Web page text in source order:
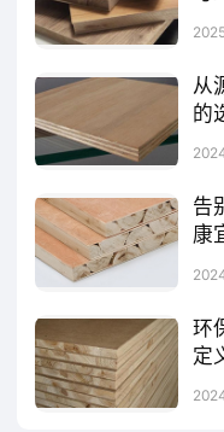
从
的
告
康
环
定